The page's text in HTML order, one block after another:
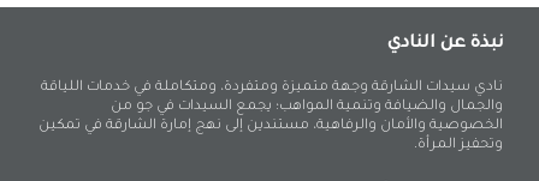
نبذة عن النادي
نادي سيدات الشارقة وجهة متميزة ومتفردة، ومتكاملة في خدمات اللياقة
والجمال والضيافة وتنمية المواهب؛ يجمع السيدات في جو من
الخصوصية والأمان والرفاهية، مستندين إلى نهج إمارة الشارقة في تمكين
وتحفيز المرأة.